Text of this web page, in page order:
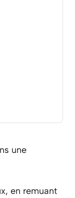
une
en remuant